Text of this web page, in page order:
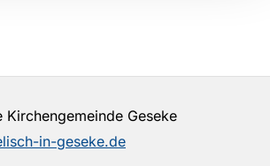
Kirchengemeinde Geseke
in-geseke.de